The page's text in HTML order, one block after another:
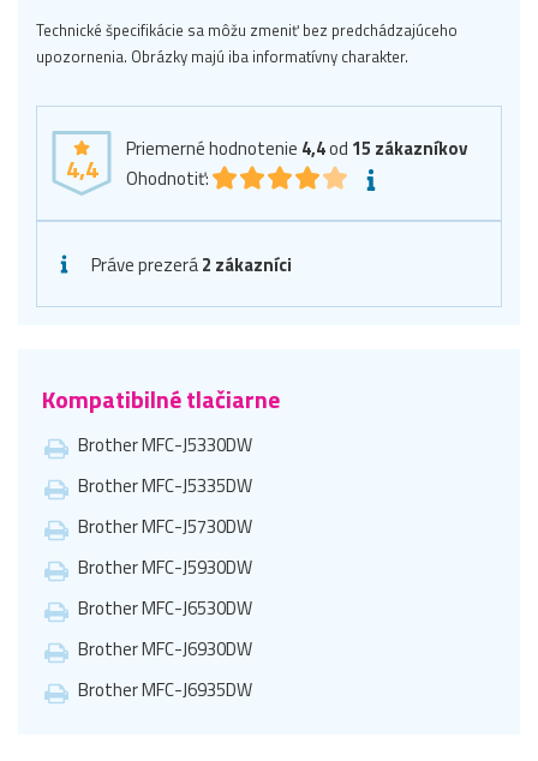
Technické špecifikácie sa môžu zmeniť bez predchádzajúceho
upozornenia. Obrázky majú iba informatívny charakter.
4,4
Priemerné hodnotenie 4,4od 15 zákazníkov
Ohodnotiť:
Práve prezerá2 zákazníci
Kompatibilné tlačiarne
Brother MFC-J5330DW
Brother MFC-J5335DW
Brother MFC-J5730DW
Brother MFC-J5930DW
Brother MFC-J6530DW
Brother MFC-J6930DW
Brother MFC-J6935DW